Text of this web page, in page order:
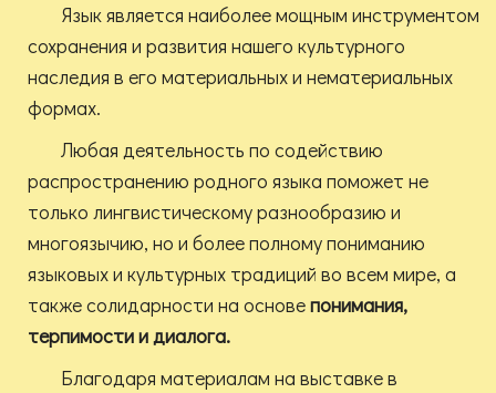
Язык является наиболее мощным инструментом
сохранения и развития нашего культурного
наследия в его материальных и нематериальных
формах.
Любая деятельность по содействию
распространению родного языка поможет не
только лингвистическому разнообразию и
многоязычию, но и более полному пониманию
языковых и культурных традиций во всем мире, а
также солидарности на основепонимания,
терпимости и диалога.
Благодаря материалам на выставке в